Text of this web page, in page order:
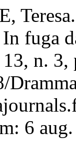
fuga
13, n.
6